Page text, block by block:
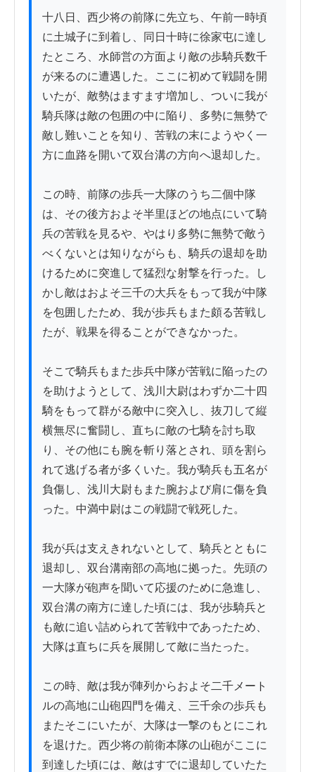
十八日、西少将の前隊に先立ち、午前一時頃
に土城子に到着し、同日十時に徐家屯に達し
たところ、水師営の方面より敵の歩騎兵数千
が来るのに遭遇した。ここに初めて戦闘を開
いたが、敵勢はますます増加し、ついに我が
騎兵隊は敵の包囲の中に陥り、多勢に無勢で
敵し難いことを知り、苦戦の末にようやく一
方に血路を開いて双台溝の方向へ退却した。
この時、前隊の歩兵一大隊のうち二個中隊
は、その後方およそ半里ほどの地点にいて騎
兵の苦戦を見るや、やはり多勢に無勢で敵う
べくないとは知りながらも、騎兵の退却を助
けるために突進して猛烈な射撃を行った。し
かし敵はおよそ三千の大兵をもって我が中隊
を包囲したため、我が歩兵もまた頗る苦戦し
たが、戦果を得ることができなかった。
そこで騎兵もまた歩兵中隊が苦戦に陥ったの
を助けようとして、浅川大尉はわずか二十四
騎をもって群がる敵中に突入し、抜刀して縦
横無尽に奮闘し、直ちに敵の七騎を討ち取
り、その他にも腕を斬り落とされ、頭を割ら
れて逃げる者が多くいた。我が騎兵も五名が
負傷し、浅川大尉もまた腕および肩に傷を負
った。中満中尉はこの戦闘で戦死した。
我が兵は支えきれないとして、騎兵とともに
退却し、双台溝南部の高地に拠った。先頭の
一大隊が砲声を聞いて応援のために急進し、
双台溝の南方に達した頃には、我が歩騎兵と
も敵に追い詰められて苦戦中であったため、
大隊は直ちに兵を展開して敵に当たった。
この時、敵は我が陣列からおよそ二千メート
ルの高地に山砲四門を備え、三千余の歩兵も
またそこにいたが、大隊は一撃のもとにこれ
を退けた。西少将の前衛本隊の山砲がここに
到達した頃には、敵はすでに退却していたた